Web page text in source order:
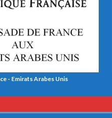
- Emirats Arabes Unis